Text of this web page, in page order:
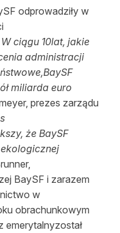
odprowadziły w
W ciągu 10lat, jakie
administracji
miliarda euro
prezes zarządu
że BaySF
BaySF i zarazem
w
obrachunkowym
emerytalnyzostał